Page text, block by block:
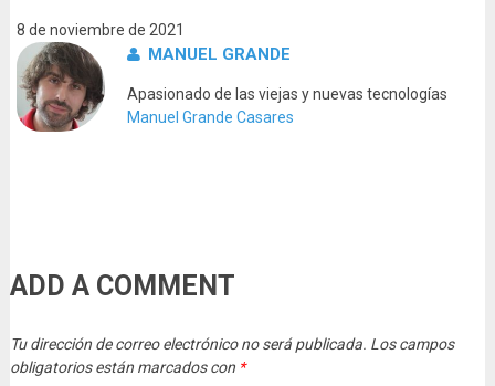
8 de noviembre de 2021
MANUEL GRANDE
Apasionado de las viejas y nuevas tecnologías
Manuel Grande Casares
ADD A COMMENT
Tu dirección de correo electrónico no será publicada. Los campos
obligatorios están marcados con *